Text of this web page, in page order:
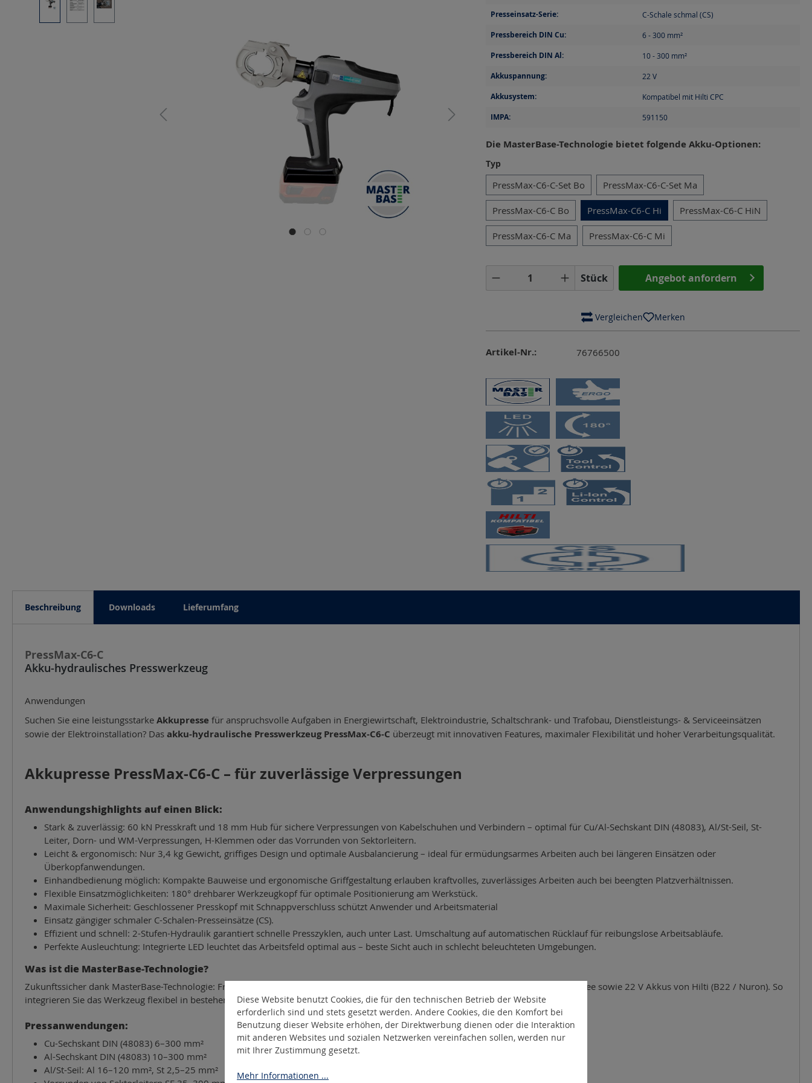
Presseinsatz-Serie: C-Schale schmal (CS)
Pressbereich DIN Cu: 6 - 300 mm²
Pressbereich DIN Al: 10 - 300 mm²
Akkuspannung: 22 V
Akkusystem: Kompatibel mit Hilti CPC
IMPA: 591150
Die MasterBase-Technologie bietet folgende Akku-Optionen:
Typ
PressMax-C6-C-Set Bo PressMax-C6-C-Set Ma
PressMax-C6-C Bo PressMax-C6-C Hi PressMax-C6-C HiN
PressMax-C6-C Ma PressMax-C6-C Mi
Produkt Anzahl: Gib den gewünschten Wert
Stück Angebot anfordern
Vergleichen Merken
Artikel-Nr.: 76766500
Beschreibung Downloads Lieferumfang
PressMax-C6-C
Akku-hydraulisches Presswerkzeug
Anwendungen
Suchen Sie eine leistungsstarke Akkupresse für anspruchsvolle Aufgaben in Energiewirtschaft, Elektroindustrie, Schaltschrank- und Trafobau, Dienstleistungs- & Serviceeinsätzen
sowie der Elektroinstallation? Das akku-hydraulische Presswerkzeug PressMax-C6-C überzeugt mit innovativen Features, maximaler Flexibilität und hoher Verarbeitungsqualität.
Akkupresse PressMax-C6-C – für zuverlässige Verpressungen
Anwendungshighlights auf einen Blick:
Stark & zuverlässig: 60 kN Presskraft und 18 mm Hub für sichere Verpressungen von Kabelschuhen und Verbindern – optimal für Cu/Al-Sechskant DIN (48083), Al/St-Seil, St-
Leiter, Dorn- und WM-Verpressungen, H-Klemmen oder das Vorrunden von Sektorleitern.
Leicht & ergonomisch: Nur 3,4 kg Gewicht, griffiges Design und optimale Ausbalancierung – ideal für ermüdungsarmes Arbeiten auch bei längeren Einsätzen oder
Überkopfanwendungen.
Einhandbedienung möglich: Kompakte Bauweise und ergonomische Griffgestaltung erlauben kraftvolles, zuverlässiges Arbeiten auch bei beengten Platzverhältnissen.
Flexible Einsatzmöglichkeiten: 180° drehbarer Werkzeugkopf für optimale Positionierung am Werkstück.
Maximale Sicherheit: Geschlossener Presskopf mit Schnappverschluss schützt Anwender und Arbeitsmaterial
Einsatz gängiger schmaler C-Schalen-Presseinsätze (CS).
Effizient und schnell: 2-Stufen-Hydraulik garantiert schnelle Presszyklen, auch unter Last. Umschaltung auf automatischen Rücklauf für reibungslose Arbeitsabläufe.
Perfekte Ausleuchtung: Integrierte LED leuchtet das Arbeitsfeld optimal aus – beste Sicht auch in schlecht beleuchteten Umgebungen.
Was ist die MasterBase-Technologie?
Zukunftssicher dank MasterBase-Technologie: Frei wählbare Akku-Aufnahme – kompatibel mit 18 V Akkus von Makita, Bosch, Milwaukee sowie 22 V Akkus von Hilti (B22 / Nuron). So
integrieren Sie das Werkzeug flexibel in bestehende Flotten und sparen Investitions- und Lagerkosten.
Pressanwendungen:
Cu-Sechskant DIN (48083) 6–300 mm²
Al-Sechskant DIN (48083) 10–300 mm²
Al/St-Seil: Al 16–120 mm², St 2,5–25 mm²
Diese Website benutzt Cookies, die für den technischen Betrieb der Website
erforderlich sind und stets gesetzt werden. Andere Cookies, die den Komfort bei
Benutzung dieser Website erhöhen, der Direktwerbung dienen oder die Interaktion
mit anderen Websites und sozialen Netzwerken vereinfachen sollen, werden nur
mit Ihrer Zustimmung gesetzt.
Mehr Informationen ...